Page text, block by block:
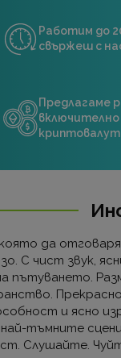
Работим до
свържеш с
Предлагаме
да
С чист звук,
пътуването.
и ясно
тъмните
Слушайте.